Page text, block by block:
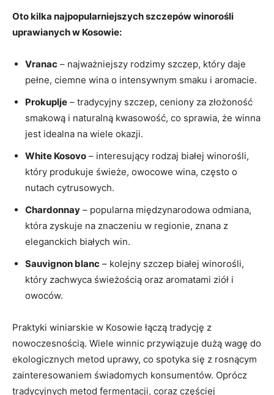
Oto kilka najpopularniejszych ⁤szczepów winorośli
uprawianych w Kosowie:
Vranac – najważniejszy rodzimy szczep, ‍który daje
pełne, ciemne wina⁣ o‍ intensywnym⁢ smaku i aromacie.
Prokuplje – tradycyjny szczep, ceniony‍ za złożoność⁤
smakową i naturalną kwasowość, co sprawia, że winna
jest ‍idealna na wiele okazji.
White Kosovo – interesujący ⁤rodzaj białej winorośli,
który ⁢produkuje świeże,⁤ owocowe wina,‍ często ​o
nutach cytrusowych.
Chardonnay ‌– popularna międzynarodowa odmiana,
która zyskuje na znaczeniu ⁤w regionie, znana​ z ​
eleganckich białych win.
Sauvignon blanc ​– ⁣kolejny szczep białej winorośli,
który zachwyca świeżością ⁤oraz ​aromatami⁢ ziół i‌
owoców.
Praktyki winiarskie ⁢w⁢ Kosowie łączą tradycję z
nowoczesnością. Wiele ‍winnic przywiązuje dużą‍ wagę ⁣do
ekologicznych metod uprawy, co spotyka się ​z⁢ rosnącym
zainteresowaniem świadomych konsumentów. Oprócz‌
tradycyjnych metod fermentacji, coraz częściej